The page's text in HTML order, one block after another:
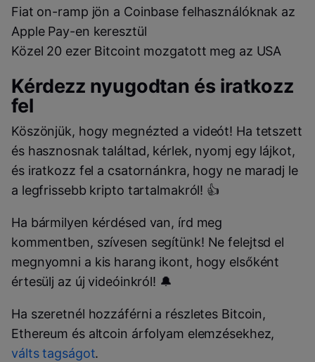
Fiat on-ramp jön a Coinbase felhasználóknak az
Apple Pay-en keresztül
Közel 20 ezer Bitcoint mozgatott meg az USA
Kérdezz nyugodtan és iratkozz
fel
Köszönjük, hogy megnézted a videót! Ha tetszett
és hasznosnak találtad, kérlek, nyomj egy lájkot,
és iratkozz fel a csatornánkra, hogy ne maradj le
a legfrissebb kripto tartalmakról! 👍
Ha bármilyen kérdésed van, írd meg
kommentben, szívesen segítünk! Ne felejtsd el
megnyomni a kis harang ikont, hogy elsőként
értesülj az új videóinkról! 🔔
Ha szeretnél hozzáférni a részletes Bitcoin,
Ethereum és altcoin árfolyam elemzésekhez,
válts tagságot.